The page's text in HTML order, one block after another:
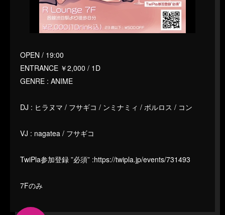
OPEN / 19:00
ENTRANCE ￥2,000 / 1D
GENRE : ANIME
DJ : ヒラヌマ / フサギコ / ンミナミィ / ボルロス / コン
VJ : nagatea / フサギコ
TwiPla参加登録 ”必須” :https://twipla.jp/events/731493
7Fのみ